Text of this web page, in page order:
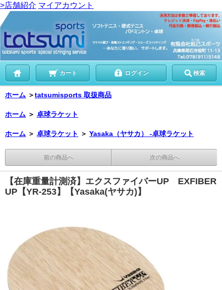
>店舗紹介 マイアカウント
カート ログイン 検索
ホーム ＞tatsumisports 取扱商品
ホーム ＞ 卓球ラケット
ホーム ＞ 卓球ラケット ＞ Yasaka（ヤサカ） -卓球ラケット
前の商品へ 次の商品へ
【在庫重量計測済】エクスファイバーUP EXFIBER
UP【YR-253】【Yasaka(ヤサカ)】